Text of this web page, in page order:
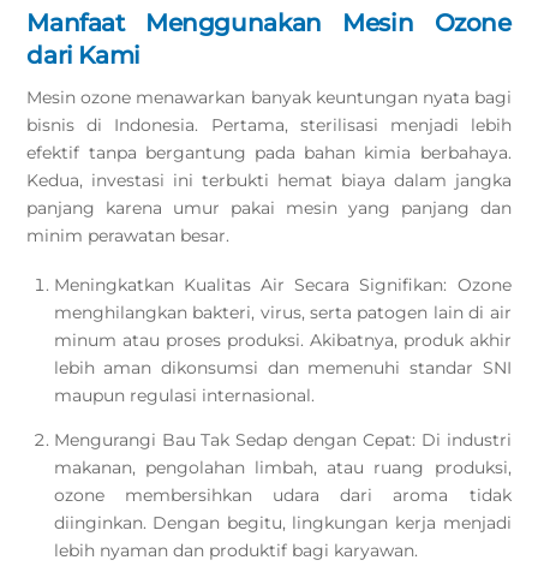
Manfaat Menggunakan Mesin Ozone
dari Kami
Mesin ozone menawarkan banyak keuntungan nyata bagi
bisnis di Indonesia. Pertama, sterilisasi menjadi lebih
efektif tanpa bergantung pada bahan kimia berbahaya.
Kedua, investasi ini terbukti hemat biaya dalam jangka
panjang karena umur pakai mesin yang panjang dan
minim perawatan besar.
Meningkatkan Kualitas Air Secara Signifikan: Ozone
menghilangkan bakteri, virus, serta patogen lain di air
minum atau proses produksi. Akibatnya, produk akhir
lebih aman dikonsumsi dan memenuhi standar SNI
maupun regulasi internasional.
Mengurangi Bau Tak Sedap dengan Cepat: Di industri
makanan, pengolahan limbah, atau ruang produksi,
ozone membersihkan udara dari aroma tidak
diinginkan. Dengan begitu, lingkungan kerja menjadi
lebih nyaman dan produktif bagi karyawan.